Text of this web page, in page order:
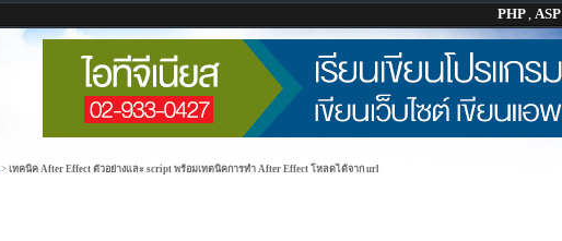
PHP, ASP
> เทคนิค After Effect ตัวอย่างและ script พร้อมเทตนิคการทำ After Effect โหลดได้จาก url